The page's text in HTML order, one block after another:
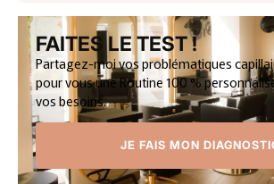
FAITES LE TEST !
Partagez-moi vos problématiques
pour vous une Routine 100 %
vos besoins.
JE FAIS MON